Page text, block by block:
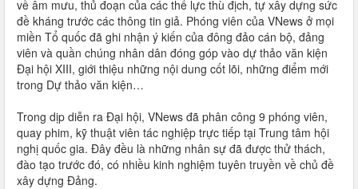
về âm mưu, thủ đoạn của các thế lực thù địch, tự xây dựng sức
đề kháng trước các thông tin giả. Phóng viên của VNews ở mọi
miền Tổ quốc đã ghi nhận ý kiến của đông đảo cán bộ, đảng
viên và quần chúng nhân dân đóng góp vào dự thảo văn kiện
Đại hội XIII, giới thiệu những nội dung cốt lõi, những điểm mới
trong Dự thảo văn kiện…
Trong dịp diễn ra Đại hội, VNews đã phân công 9 phóng viên,
quay phim, kỹ thuật viên tác nghiệp trực tiếp tại Trung tâm hội
nghị quốc gia. Đây đều là những nhân sự đã được thử thách,
đào tạo trước đó, có nhiều kinh nghiệm tuyên truyền về chủ đề
xây dựng Đảng.